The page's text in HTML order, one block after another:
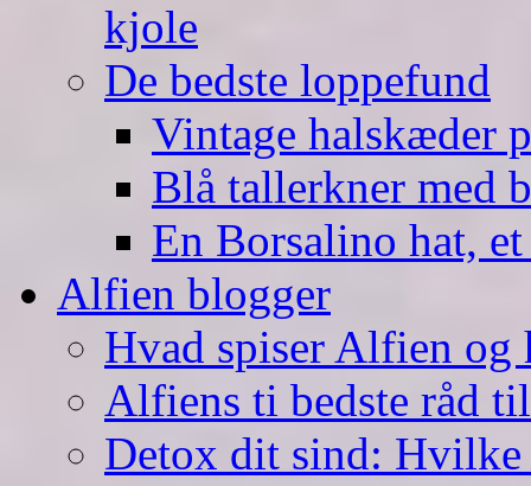
kjole
De bedste loppefund
Vintage halskæder
Blå tallerkner med
En Borsalino hat,
Alfien blogger
Hvad spiser Alfien og
Alfiens ti bedste råd
Detox dit sind: